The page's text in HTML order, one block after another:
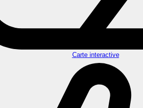
Carte interactive